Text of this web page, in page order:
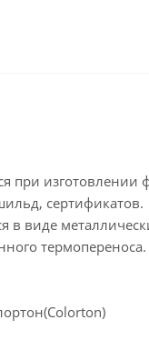
при изготовлении
сертификатов.
виде
термопереноса.